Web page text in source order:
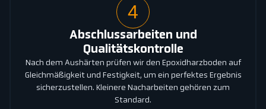
4
Abschlussarbeiten und
Qualitätskontrolle
Nach dem Aushärten prüfen wir den Epoxidharzboden auf
Gleichmäßigkeit und Festigkeit, um ein perfektes Ergebnis
sicherzustellen. Kleinere Nacharbeiten gehören zum
Standard.